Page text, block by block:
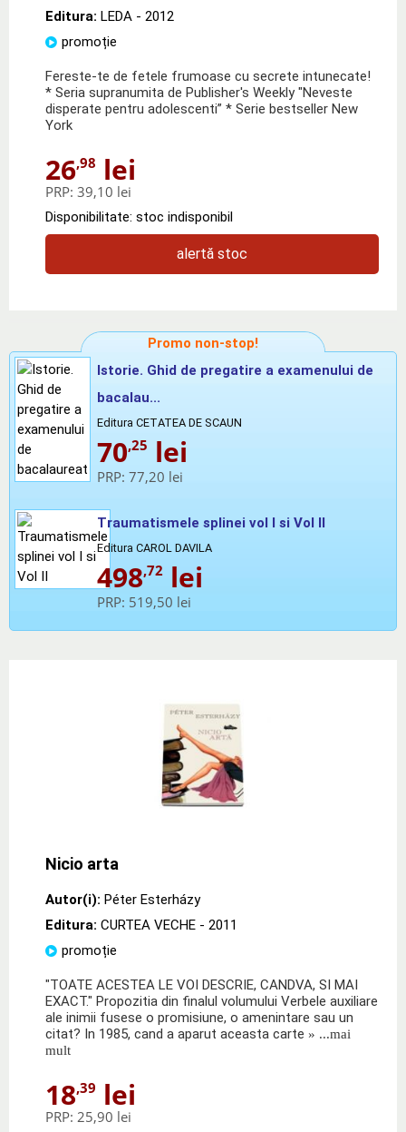
Editura: LEDA - 2012
promoție
Fereste-te de fetele frumoase cu secrete intunecate!
* Seria supranumita de Publisher's Weekly "Neveste
disperate pentru adolescenti” * Serie bestseller New
York
26,98 lei
PRP: 39,10 lei
Disponibilitate: stoc indisponibil
alertă stoc
Promo non-stop!
Istorie. Ghid de pregatire a examenului de
bacalau...
Editura CETATEA DE SCAUN
70,25 lei
PRP: 77,20 lei
Traumatismele splinei vol I si Vol II
Editura CAROL DAVILA
498,72 lei
PRP: 519,50 lei
Nicio arta
Autor(i): Péter Esterházy
Editura: CURTEA VECHE - 2011
promoție
"TOATE ACESTEA LE VOI DESCRIE, CANDVA, SI MAI
EXACT." Propozitia din finalul volumului Verbele auxiliare
ale inimii fusese o promisiune, o amenintare sau un
citat? In 1985, cand a aparut aceasta carte » ...mai
mult
18,39 lei
PRP: 25,90 lei